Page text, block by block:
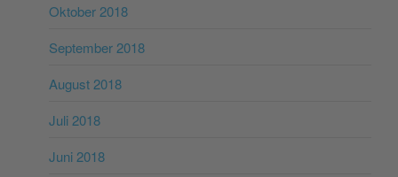
Oktober 2018
September 2018
August 2018
Juli 2018
Juni 2018